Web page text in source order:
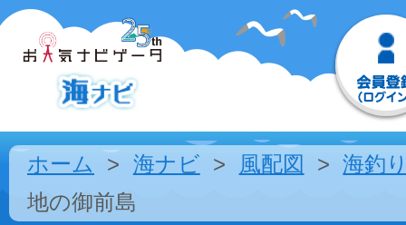
ホーム 海ナビ 風配図
海釣
地の御前島